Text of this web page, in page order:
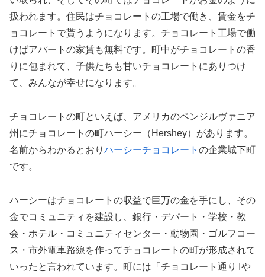
扱われます。住民はチョコレートの工場で働き、賃金をチ
ョコレートで貰うようになります。チョコレート工場で働
けばアパートの家賃も無料です。町中がチョコレートの香
りに包まれて、子供たちも甘いチョコレートにありつけ
て、みんなが幸せになります。
チョコレートの町といえば、アメリカのペンジルヴァニア
州にチョコレートの町ハーシー（Hershey）があります。
名前からわかるとおり ハーシーチョコレート の企業城下町
です。
ハーシーはチョコレートの収益で巨万の金を手にし、その
金でコミュニティを建設し、銀行・デパート・学校・教
会・ホテル・コミュニティセンター・動物園・ゴルフコー
ス・市外電車路線を作ってチョコレートの町が形成されて
いったと言われています。町には「チョコレート通り｣や